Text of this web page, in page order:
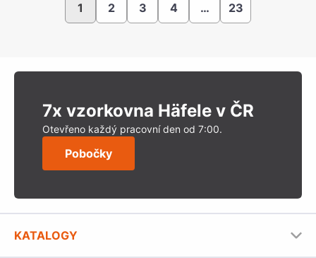
1 2 3 4 … 23
7x vzorkovna Häfele v ČR
Otevřeno každý pracovní den od 7:00.
Pobočky
KATALOGY